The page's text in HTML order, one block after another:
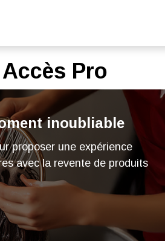
Pro
inoubliable
proposer une expérience
avec la revente de produits